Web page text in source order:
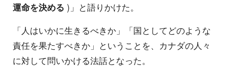
運命を決める )」と語りかけた。
「人はいかに生きるべきか」「国としてどのような
責任を果たすべきか」ということを、カナダの人々
に対して問いかける法話となった。